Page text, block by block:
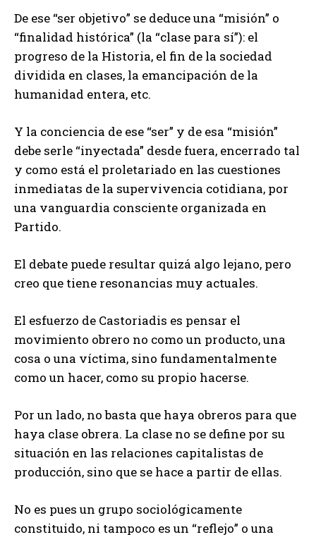
De ese “ser objetivo” se deduce una “misión” o
“finalidad histórica” (la “clase para sí”): el
progreso de la Historia, el fin de la sociedad
dividida en clases, la emancipación de la
humanidad entera, etc.
Y la conciencia de ese “ser” y de esa “misión”
debe serle “inyectada” desde fuera, encerrado tal
y como está el proletariado en las cuestiones
inmediatas de la supervivencia cotidiana, por
una vanguardia consciente organizada en
Partido.
El debate puede resultar quizá algo lejano, pero
creo que tiene resonancias muy actuales.
El esfuerzo de Castoriadis es pensar el
movimiento obrero no como un producto, una
cosa o una víctima, sino fundamentalmente
como un hacer, como su propio hacerse.
Por un lado, no basta que haya obreros para que
haya clase obrera. La clase no se define por su
situación en las relaciones capitalistas de
producción, sino que se hace a partir de ellas.
No es pues un grupo sociológicamente
constituido, ni tampoco es un “reflejo” o una